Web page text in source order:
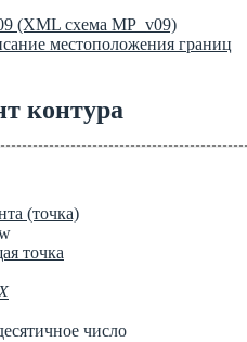
(XML схема MP_v09)
местоположения границ
контура
(точка)
точка
число